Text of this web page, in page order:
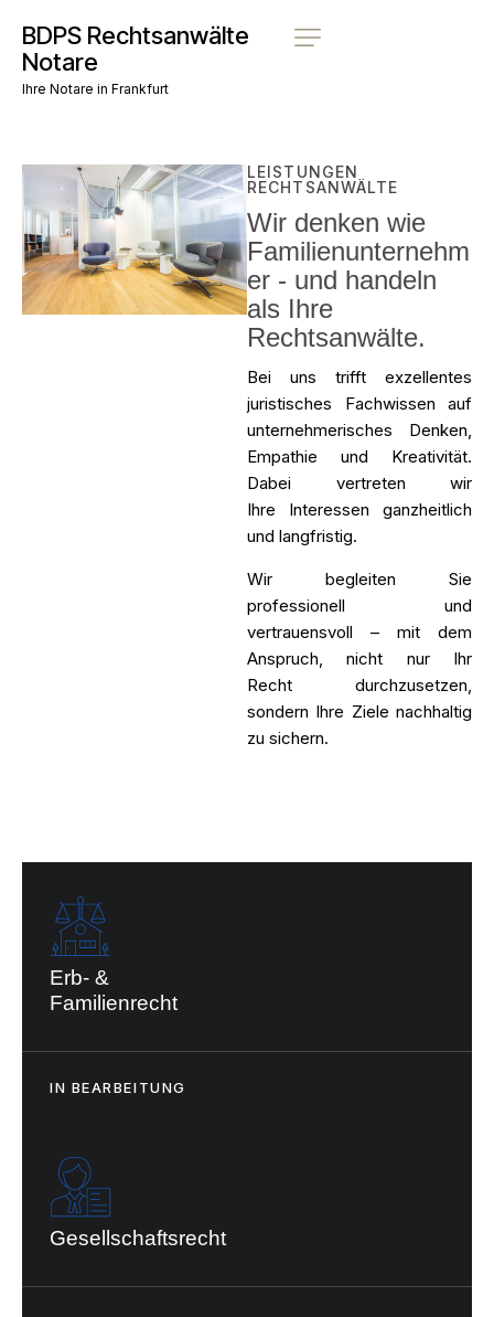
BDPS Rechtsanwälte
Notare
Ihre Notare in Frankfurt
LEISTUNGEN
RECHTSANWÄLTE
Wir denken wie
Familienunternehm
er - und handeln
als Ihre
Rechtsanwälte.
Bei uns trifft exzellentes
juristisches Fachwissen auf
unternehmerisches Denken,
Empathie und Kreativität.
Dabei vertreten wir
Ihre Interessen ganzheitlich
und langfristig.
Wir begleiten Sie
professionell und
vertrauensvoll – mit dem
Anspruch, nicht nur Ihr
Recht durchzusetzen,
sondern Ihre Ziele nachhaltig
zu sichern.
Erb- &
Familienrecht
IN BEARBEITUNG
Gesellschaftsrecht